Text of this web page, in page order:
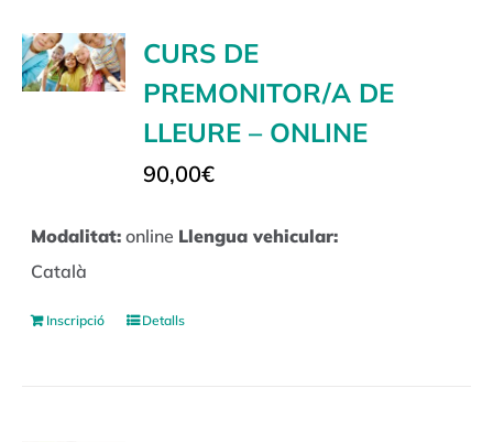
CURS DE
PREMONITOR/A DE
LLEURE – ONLINE
90,00€
Modalitat: online Llengua vehicular:
Català
Inscripció Detalls